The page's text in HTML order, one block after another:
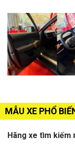
MẪU XE PHỔ
Hãng xe tìm kiếm